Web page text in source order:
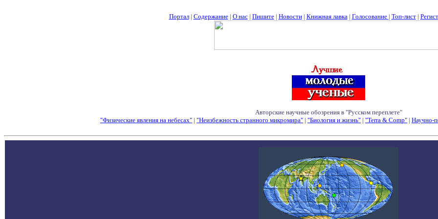
Портал| Содержание| О нас| Пишите| Новости| Книжная лавка| Голосование | Топ-лист|
Авторские научные обозрения в "Русском переплете"
"Физические явления на небесах" | "Неизбежность странного микромира" | "Биология и жизнь" | "Terra & Comp" | Научно-